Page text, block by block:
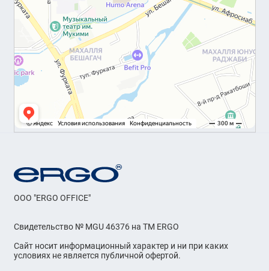
OOO "ERGO OFFICE"
Свидетельство № MGU 46376 на ТМ ERGO
Сайт носит информационный характер и ни при каких
условиях не является публичной офертой.